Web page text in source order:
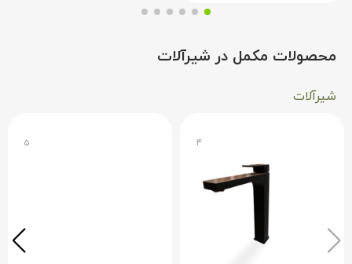
محصولات مکمل در شیرآلات
شیرآلات
۴ ۵